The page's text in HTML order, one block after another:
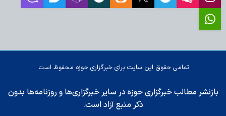
تمامی حقوق این سایت برای خبرگزاری حوزه محفوظ است.
بازنشر مطالب خبرگزاری حوزه در سایر خبرگزاری‌ها و روزنامه‌ها بدون
ذکر منبع آزاد است.